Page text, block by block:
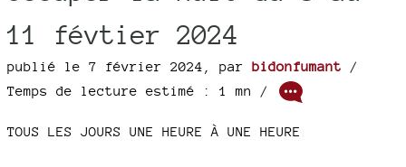
11 févtier 2024
publié le 7 février 2024 par bidonfumant /
Temps de lecture estimé : 1 mn /
TOUS LES JOURS UNE HEURE À UNE HEURE